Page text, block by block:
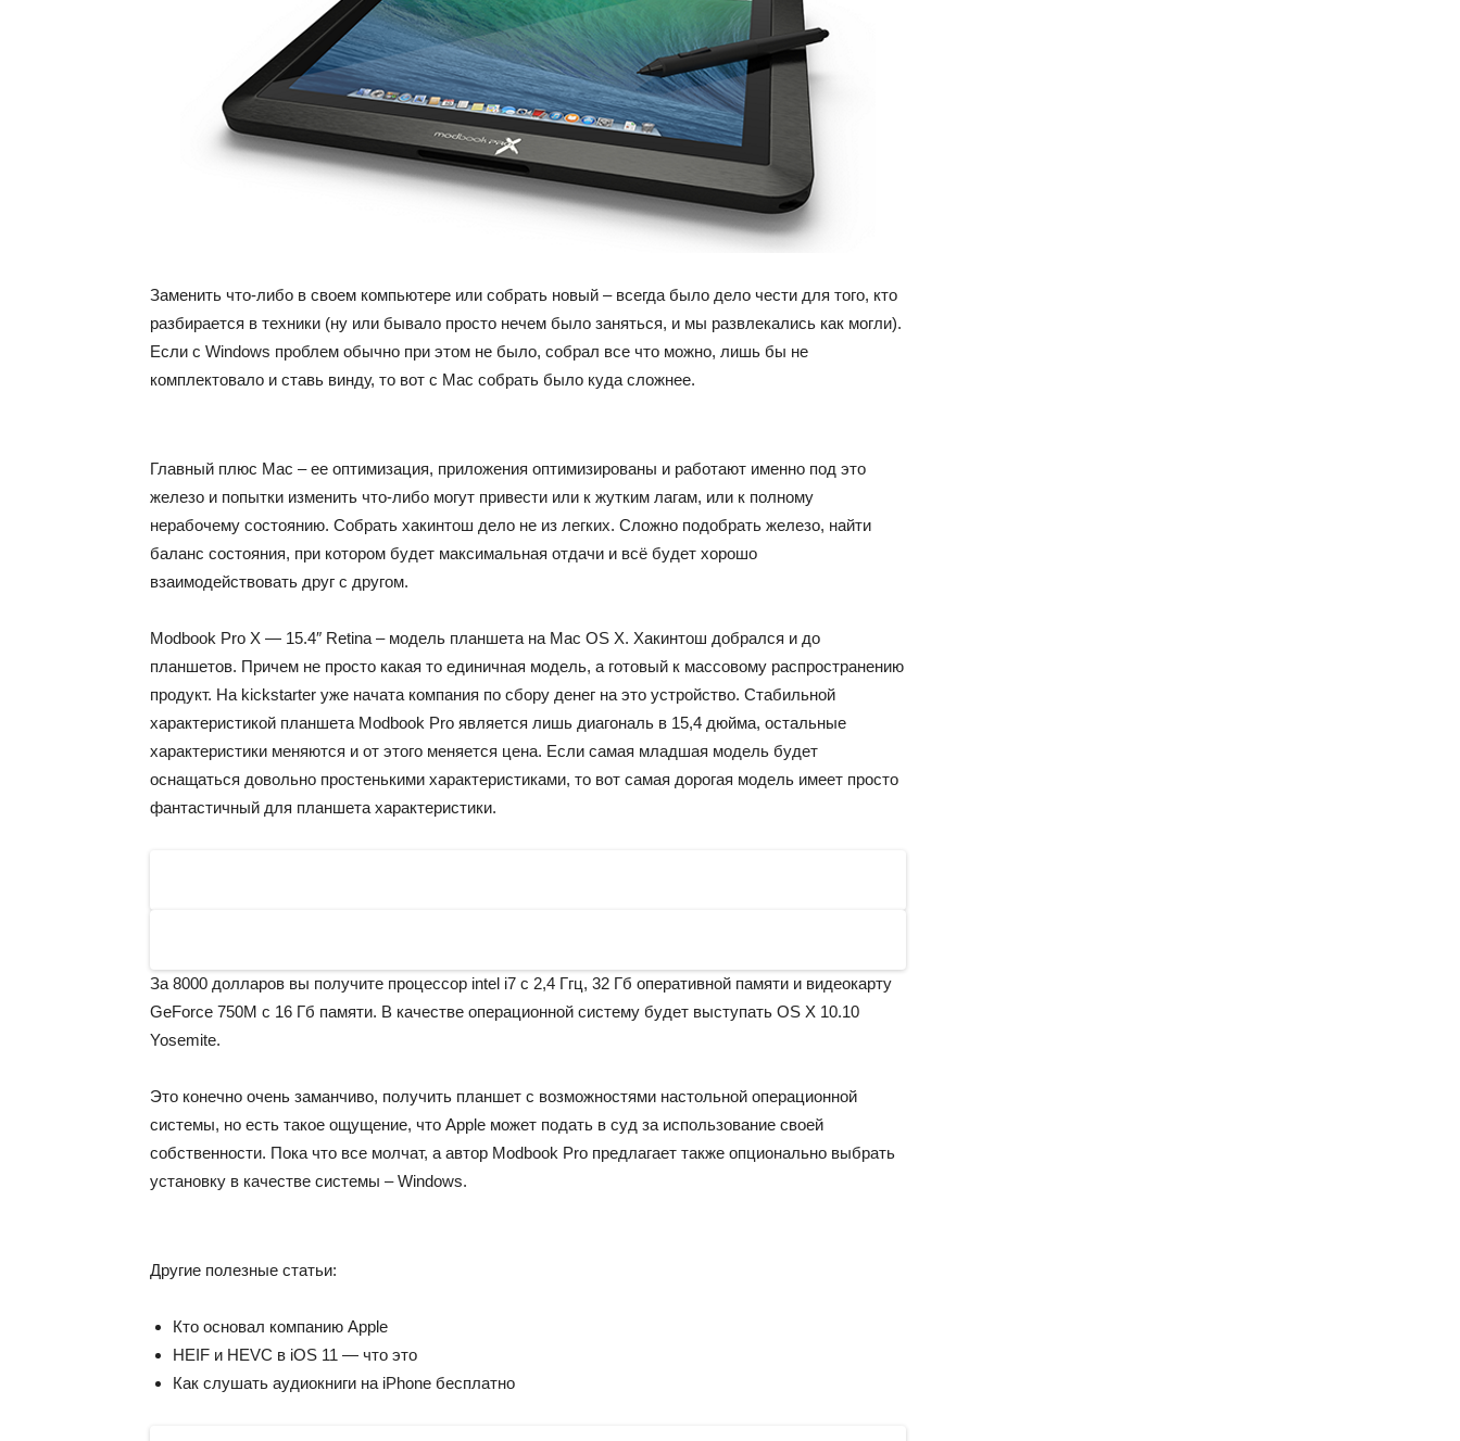
Заменить что-либо в своем компьютере или собрать новый – всегда было дело чести для того, кто
разбирается в техники (ну или бывало просто нечем было заняться, и мы развлекались как могли).
Если с Windows проблем обычно при этом не было, собрал все что можно, лишь бы не
комплектовало и ставь винду, то вот с Mac собрать было куда сложнее.
Главный плюс Mac – ее оптимизация, приложения оптимизированы и работают именно под это
железо и попытки изменить что-либо могут привести или к жутким лагам, или к полному
нерабочему состоянию. Собрать хакинтош дело не из легких. Сложно подобрать железо, найти
баланс состояния, при котором будет максимальная отдачи и всё будет хорошо
взаимодействовать друг с другом.
Modbook Pro X — 15.4″ Retina – модель планшета на Mac OS X. Хакинтош добрался и до
планшетов. Причем не просто какая то единичная модель, а готовый к массовому распространению
продукт. На kickstarter уже начата компания по сбору денег на это устройство. Стабильной
характеристикой планшета Modbook Pro является лишь диагональ в 15,4 дюйма, остальные
характеристики меняются и от этого меняется цена. Если самая младшая модель будет
оснащаться довольно простенькими характеристиками, то вот самая дорогая модель имеет просто
фантастичный для планшета характеристики.
За 8000 долларов вы получите процессор intel i7 с 2,4 Ггц, 32 Гб оперативной памяти и видеокарту
GeForce 750M с 16 Гб памяти. В качестве операционной систему будет выступать OS X 10.10
Yosemite.
Это конечно очень заманчиво, получить планшет с возможностями настольной операционной
системы, но есть такое ощущение, что Apple может подать в суд за использование своей
собственности. Пока что все молчат, а автор Modbook Pro предлагает также опционально выбрать
установку в качестве системы – Windows.
Другие полезные статьи:
Кто основал компанию Apple
HEIF и HEVC в iOS 11 — что это
Как слушать аудиокниги на iPhone бесплатно